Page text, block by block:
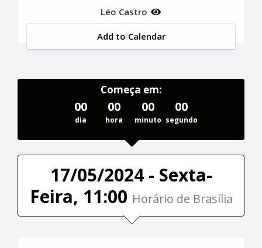
Léo Castro
Add to Calendar
Começa em:
00
dia
00
hora
00
minuto
00
segundo
17/05/2024 - Sexta-
Feira, 11:00 Horário de Brasília